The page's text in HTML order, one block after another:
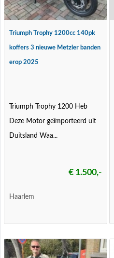
Triumph Trophy 1200cc 140pk
koffers 3 nieuwe Metzler banden
erop 2025
Triumph Trophy 1200 Heb
Deze Motor geïmporteerd uit
Duitsland Waa...
€ 1.500,-
Haarlem